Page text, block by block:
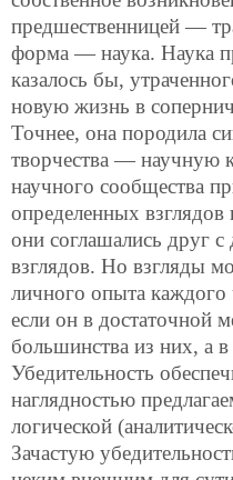
предшественницей —
форма — наука. Наука
казалось бы,
новую жизнь в
Точнее, она породила
творчества — научную
научного сообщества
определенных
они соглашались друг
взглядов. Но взгляды
личного опыта каждого
если он в достаточной
большинства из них, а
Убедительность
наглядностью
логической
Зачастую